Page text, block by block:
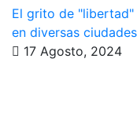
El grito de "libertad"
en diversas
17 Agosto, 2024